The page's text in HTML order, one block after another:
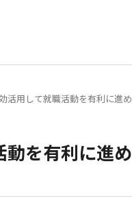
活用して就職活動を有利に進め
を有利に進め